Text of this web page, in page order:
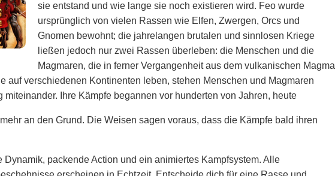
sie entstand und wie lange sie noch existieren wird. Feo wurde
ursprünglich von vielen Rassen wie Elfen, Zwergen, Orcs und
Gnomen bewohnt; die jahrelangen brutalen und sinnlosen Kriege
ließen jedoch nur zwei Rassen überleben: die Menschen und die
Magmaren, die in ferner Vergangenheit aus dem vulkanischen Magma
auf verschiedenen Kontinenten leben, stehen Menschen und Magmaren
miteinander. Ihre Kämpfe begannen vor hunderten von Jahren, heute
an den Grund. Die Weisen sagen voraus, dass die Kämpfe bald ihren
Dynamik, packende Action und ein animiertes Kampfsystem. Alle